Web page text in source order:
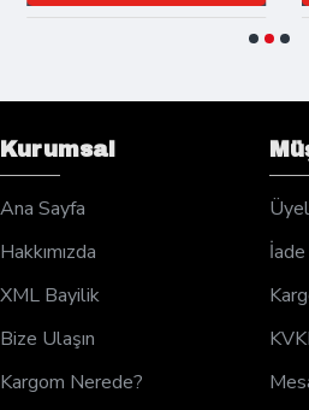
Kurumsal
Ana Sayfa
Hakkımızda
XML Bayilik
Bize Ulaşın
Kargom Nerede?